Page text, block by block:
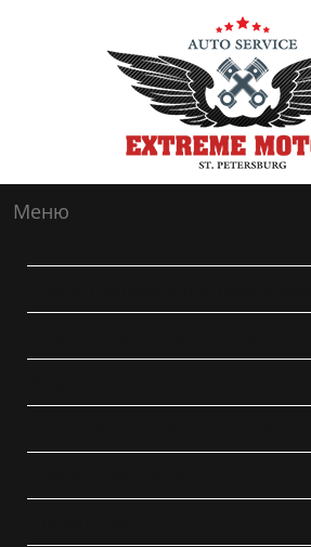
Меню